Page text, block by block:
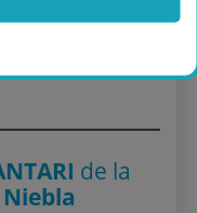
de Niebla
de la